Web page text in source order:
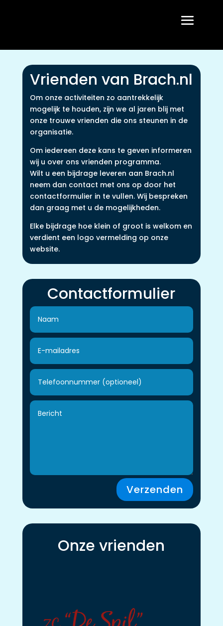
Vrienden van Brach.nl
Om onze activiteiten zo aantrekkelijk
mogelijk te houden, zijn we al jaren blij met
onze trouwe vrienden die ons steunen in de
organisatie.
Om iedereen deze kans te geven informeren
wij u over ons vrienden programma.
Wilt u een bijdrage leveren aan Brach.nl
neem dan contact met ons op door het
contactformulier in te vullen. Wij bespreken
dan graag met u de mogelijkheden.
Elke bijdrage hoe klein of groot is welkom en
verdient een logo vermelding op onze
website.
Contactformulier
Verzenden
Onze vrienden